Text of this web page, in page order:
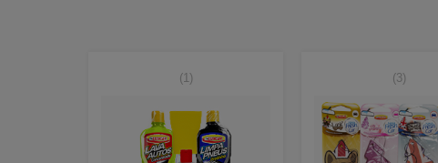
(1) (3)